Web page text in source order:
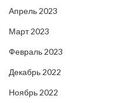
Апрель 2023
Март 2023
Февраль 2023
Декабрь 2022
Ноябрь 2022